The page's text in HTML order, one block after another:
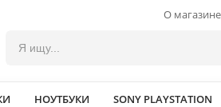
О магазине
НОУТБУКИ SONY PLAYSTATION